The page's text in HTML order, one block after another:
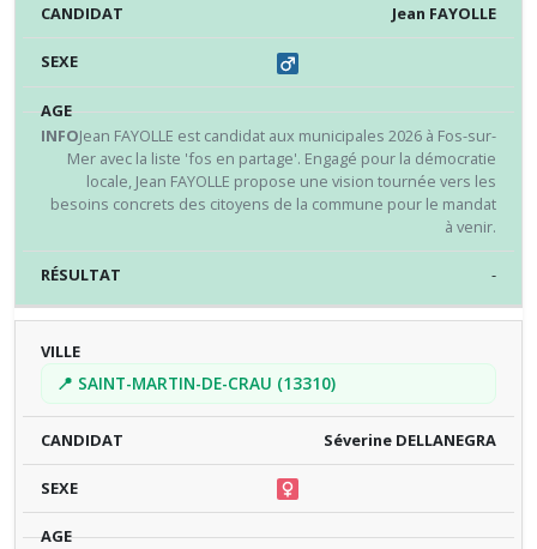
Jean FAYOLLE
Jean FAYOLLE est candidat aux municipales 2026 à Fos-sur-
Mer avec la liste 'fos en partage'. Engagé pour la démocratie
locale, Jean FAYOLLE propose une vision tournée vers les
besoins concrets des citoyens de la commune pour le mandat
à venir.
-
📍 SAINT-MARTIN-DE-CRAU (13310)
Séverine DELLANEGRA